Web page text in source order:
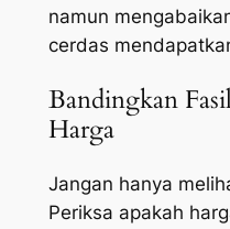
namun
cerdas
Bandingkan
Harga
Jangan hanya
Periksa apakah